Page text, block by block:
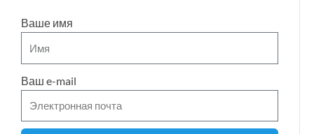
Ваше имя
Ваш e-mail